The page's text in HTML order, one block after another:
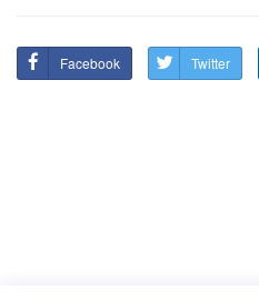
Facebook Twitter